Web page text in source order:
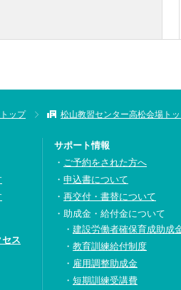
ップ 松山教習センター高松会場ト
ス
サポート情報
ご予約をされた方へ
申込書について
再交付・書替について
助成金・給付金について
建設労働者確保育成助成
教育訓練給付制度
雇用調整助成金
短期訓練受講費